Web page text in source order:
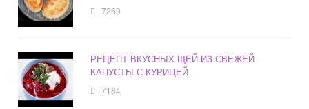
7269
РЕЦЕПТ ВКУСНЫХ ЩЕЙ ИЗ СВЕЖЕЙ
КАПУСТЫ С КУРИЦЕЙ
7184